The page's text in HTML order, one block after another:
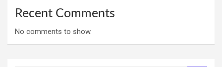
Recent Comments
No comments to show.